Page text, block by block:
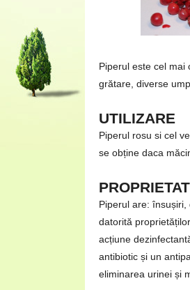
Piperul este cel mai
grătare, diverse
UTILIZARE
Piperul rosu si cel
se obține daca
Piperul are:
datorită
acțiune
antibiotic și un
eliminarea urinei și